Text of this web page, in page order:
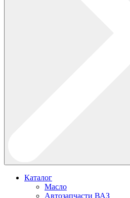
Каталог
Масло
Автозапчасти ВАЗ